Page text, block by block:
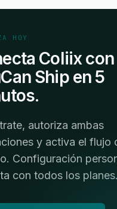
HOY
Coliix con
Ship en 5
autoriza ambas
y activa el flujo
Configuración
con todos los planes.